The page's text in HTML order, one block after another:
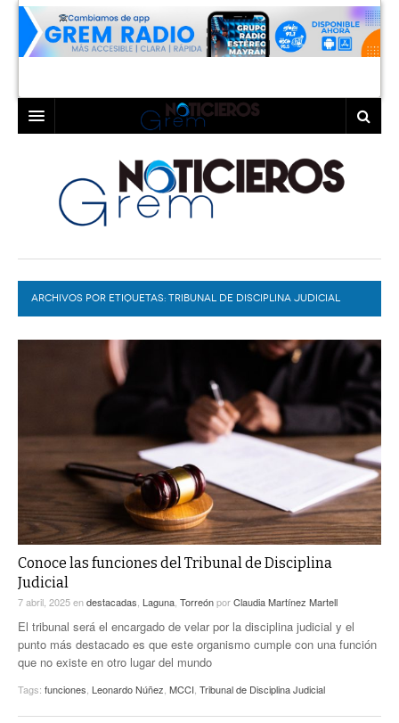
LAGUNA
TORREÓN
GÓMEZ PALACIO
LERDO
COAHUILA
DURANGO
DEPORTES
EL EXACTO
EXA INFORMA
CONTEXTOS
TRAYECTO LAGUNA
A MEDIA MAÑANA
A TODA LEY
DIÁLOGOS CON LA HISTORIA
TWEETS AND BEATS
LA MEJOR 97.1 ESTÉREO GALLITO
ACTUALIDADES GREM
PULSO
LA MEJOR INFORMACIÓN
COLABORADORES
ACTUALIDADES GREM
ARCHIVOS POR ETIQUETAS: TRIBUNAL DE DISCIPLINA JUDICIAL
Conoce las funciones del Tribunal de Disciplina
Judicial
7 abril, 2025endestacadas Laguna TorreónporClaudia Martínez Martell
El tribunal será el encargado de velar por la disciplina judicial y el
punto más destacado es que este organismo cumple con una función
que no existe en otro lugar del mundo
Tags: funciones Leonardo Núñez MCCI Tribunal de Disciplina Judicial